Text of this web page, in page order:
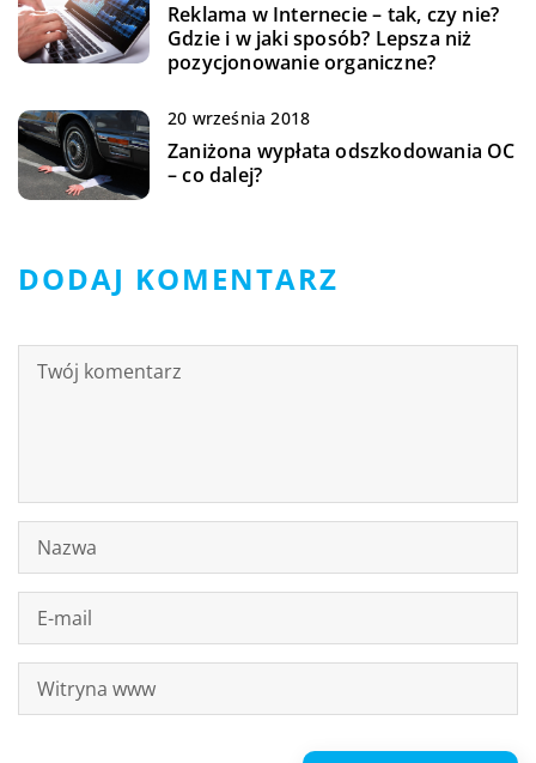
Reklama w Internecie – tak, czy nie?
Gdzie i w jaki sposób? Lepsza niż
pozycjonowanie organiczne?
20 września 2018
Zaniżona wypłata odszkodowania OC
– co dalej?
DODAJ KOMENTARZ